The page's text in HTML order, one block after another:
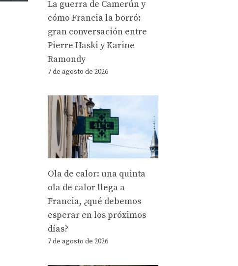
La guerra de Camerún y
cómo Francia la borró:
gran conversación entre
Pierre Haski y Karine
Ramondy
7 de agosto de 2026
Ola de calor: una quinta
ola de calor llega a
Francia, ¿qué debemos
esperar en los próximos
días?
7 de agosto de 2026